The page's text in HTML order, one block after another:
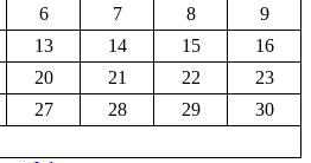
6 7 8
9
13 14 15
16
20 21 22
23
27 28 29
30